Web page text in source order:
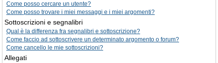
Come posso cercare un utente?
Come posso trovare i miei messaggi e i miei argomenti?
Sottoscrizioni e segnalibri
Qual è la differenza fra segnalibri e sottoscrizione?
Come faccio ad sottoscrivere un determinato argomento o forum?
Come cancello le mie sottoscrizioni?
Allegati